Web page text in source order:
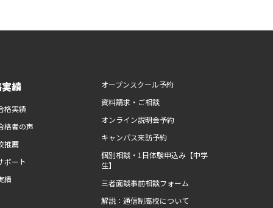
績
格実績
格者の声
推薦
ポート
績
オープンスクール予約
資料請求・ご相談
オンライン説明会予約
キャンパス来訪予約
個別相談・1日体験申込み【中学
生】
三者面談事前相談フォーム
解説：通信制高校について